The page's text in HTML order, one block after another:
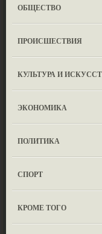
ОБЩЕСТВО
ПРОИСШЕСТВИЯ
КУЛЬТУРА И
ЭКОНОМИКА
ПОЛИТИКА
СПОРТ
КРОМЕ ТОГО